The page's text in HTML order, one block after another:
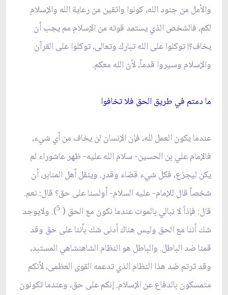
والأمل من جنود الله، كونوا واثقين من رعاية الله والإسلام
لكم، فالشخص الذي يستمد قوته من الإسلام مم يجب أن
يخاف؟! توكلوا على الله تبارك وتعالى، توكلوا على القرآن
والإسلام وسيروا قدماً، لأن الله معكم.
ما دمتم في طريق الحق فلا تخافوا
عندما يكون العمل لله، فإن الإنسان لن يخاف من أي شي‏ء،
فالإمام علي بن الحسين- سلام الله عليه- ظهر عاشوراء لم
يكن ليجزع، فكل شي‏ء قضاء وقدر. وينقل أهل المنابر، أن
شخصاً قال للإمام- عليه السلام- أولسنا على حق؟ قال: نعم.
قال: فإذاً لا نبالي بالموت عندما نكون مع الحق ( 5). ولايوجد
شك أننا مع الحق وليس هناك أدنى شك بأننا على حق وقد
قمنا ضد الباطل. والباطل هو النظام الشاهنشاهي المستبد،
وقد ثرتم ضد هذا النظام الذي تدعمه القوى العظمى، لأنكم
متمسكون بالدفاع عن الإسلام. إنكم على حق، وعندما تكونون